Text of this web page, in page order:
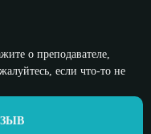
о преподавателе,
если что-то не